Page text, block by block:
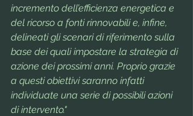
incremento dell’efficienza energetica e
del ricorso a fonti rinnovabili e, infine,
delineati gli scenari di riferimento sulla
base dei quali impostare la strategia di
azione dei prossimi anni. Proprio grazie
a questi obiettivi saranno infatti
individuate una serie di possibili azioni
di intervento."